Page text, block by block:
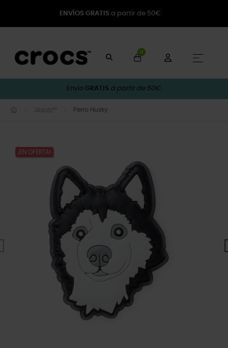
ENVÍOS GRATIS a partir de 50€
0
☰
Envío GRATIS a partir de 50€.
Jibbitz™ Perro Husky
¡EN OFERTA!